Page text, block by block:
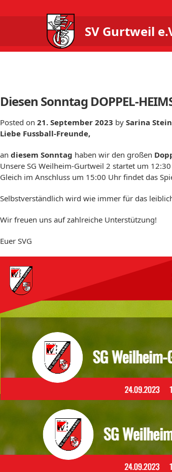
SV Gurtweil
Diesen Sonntag DOPPEL-
Posted on 21. September 2023 by Sarina
Liebe Fussball-Freunde,
an diesem Sonntag haben wir den großen
Unsere SG Weilheim-Gurtweil 2 startet um
Gleich im Anschluss um 15:00 Uhr findet das
Selbstverständlich wird wie immer für das
Wir freuen uns auf zahlreiche Unterstützung!
Euer SVG